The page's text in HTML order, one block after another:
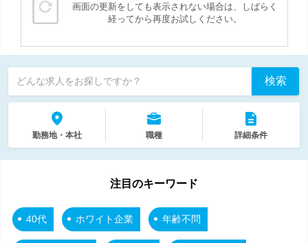
画面の更新をしても表示されない場合は、しばらく
経ってから再度お試しください。
どんな求人をお探しですか？ 検索
勤務地・本社 職種 詳細条件
注目のキーワード
40代 ホワイト企業 年齢不問